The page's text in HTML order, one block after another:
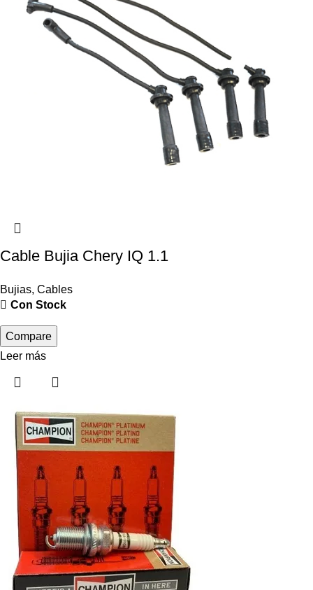
Cable Bujia Chery IQ 1.1
Bujias, Cables
Con Stock
Compare
Leer más